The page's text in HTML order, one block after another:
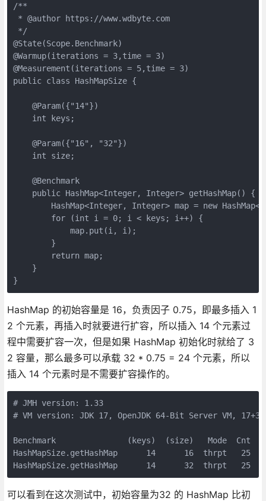
/**
* @author https://www.wdbyte.com
*/
@State(Scope.Benchmark)
@Warmup(iterations = 3,time = 3)
@Measurement(iterations = 5,time = 3)
public class HashMapSize {
    @Param({"14"})
    int keys;
    @Param({"16", "32"})
    int size;
    @Benchmark
    public HashMap<Integer, Integer> getHashMap() {
HashMap<Integer, Integer> map = new
        for (int i = 0; i < keys; i++) {
            map.put(i, i);
        }
        return map;
    }
HashMap 的初始容量是 16，负责因子 0.75，即最多插入 1
2 个元素，再插入时就要进行扩容，所以插入 14 个元素过
程中需要扩容一次，但是如果 HashMap 初始化时就给了 3
2 容量，那么最多可以承载 32 * 0.75 = 24 个元素，所以
插入 14 个元素时是不需要扩容操作的。
# JMH version: 1.33
# VM version: JDK 17, OpenJDK 64-Bit Server VM,
Benchmark               (keys)  (size)   Mode  Cnt
HashMapSize.getHashMap      14      16  thrpt   25
可以看到在这次测试中，初始容量为32 的 HashMap 比初